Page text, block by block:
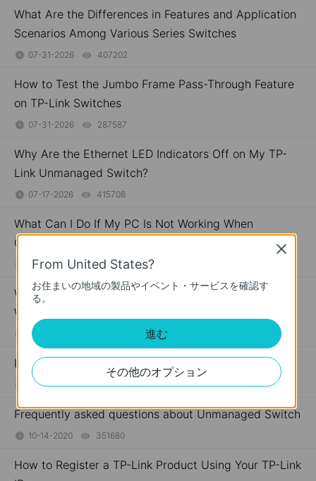
What Are the Differences in Features and Application
Scenarios Among Various Series Switches
07-31-2026 407202
How to Test the Jumbo Frame Pass-Through Feature
on TP-Link Switches
07-31-2026 287587
Why Are the Ethernet LED Indicators Off on My TP-
Link Unmanaged Switch?
07-17-2026 415708
What Can I Do If My PC Is Not Working When
Connected to a TP-Link Unmanaged Switch?
07-16-2026 317015views
What Can I Do If My PC Has Slow Network Speed
When Connected to an Unmanaged Switch?
07-16-2026 views
PoE機器がうまく動作をしないときは
05-10-2018 391323views
Frequently asked questions about Unmanaged Switch
10-14-2020 351680
How to Register a TP-Link Product Using Your TP-Link
From United States?
お住まいの地域の製品やイベント・サービスを確認す
る。
進む
その他のオプション
Close